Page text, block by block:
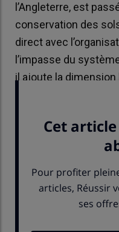
l’Angleterre, est
conservation des
direct avec
l’impasse du
il ajoute la